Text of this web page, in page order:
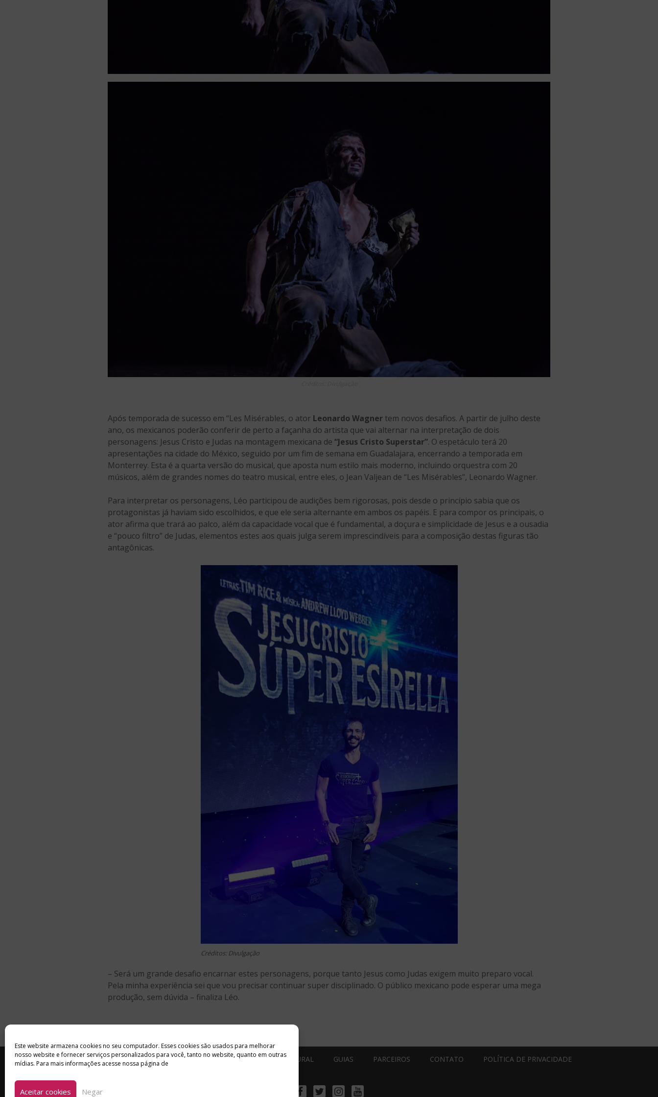
Este website armazena cookies no seu computador. Esses cookies são usados ​​para melhorar
nosso website e fornecer serviços personalizados para você, tanto no website, quanto em outras
mídias. Para mais informações acesse nossa página de
Aceitar cookies Negar
Após temporada de sucesso em “Les Misérables, o ator Leonardo Wagner tem novos desafios. A partir de julho deste
ano, os mexicanos poderão conferir de perto a façanha do artista que vai alternar na interpretação de dois
personagens: Jesus Cristo e Judas na montagem mexicana de “Jesus Cristo Superstar”. O espetáculo terá 20
apresentações na cidade do México, seguido por um fim de semana em Guadalajara, encerrando a temporada em
Monterrey. Esta é a quarta versão do musical, que aposta num estilo mais moderno, incluindo orquestra com 20
músicos, além de grandes nomes do teatro musical, entre eles, o Jean Valjean de “Les Misérables”, Leonardo Wagner.
Para interpretar os personagens, Léo participou de audições bem rigorosas, pois desde o princípio sabia que os
protagonistas já haviam sido escolhidos, e que ele seria alternante em ambos os papéis. E para compor os principais, o
ator afirma que trará ao palco, além da capacidade vocal que é fundamental, a doçura e simplicidade de Jesus e a ousadia
e “pouco filtro” de Judas, elementos estes aos quais julga serem imprescindíveis para a composição destas figuras tão
antagônicas.
Créditos: Divulgação
– Será um grande desafio encarnar estes personagens, porque tanto Jesus como Judas exigem muito preparo vocal.
Pela minha experiência sei que vou precisar continuar super disciplinado. O público mexicano pode esperar uma mega
produção, sem dúvida – finaliza Léo.
INÍCIO SOBRE ANUNCIE ESTÚDIO ACESSO CULTURAL GUIAS PARCEIROS CONTATO POLÍTICA DE PRIVACIDADE
FacebookTwitterInstagramYoutube